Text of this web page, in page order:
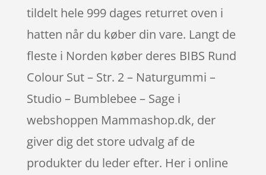
tildelt hele 999 dages returret oven i
hatten når du køber din vare. Langt de
fleste i Norden køber deres BIBS Rund
Colour Sut – Str. 2 – Naturgummi –
Studio – Bumblebee – Sage i
webshoppen Mammashop.dk, der
giver dig det store udvalg af de
produkter du leder efter. Her i online